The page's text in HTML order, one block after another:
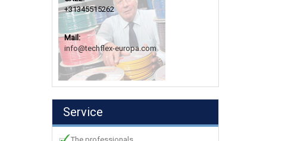
+31345515262
Mail:
info@techflex-europa.com
Service